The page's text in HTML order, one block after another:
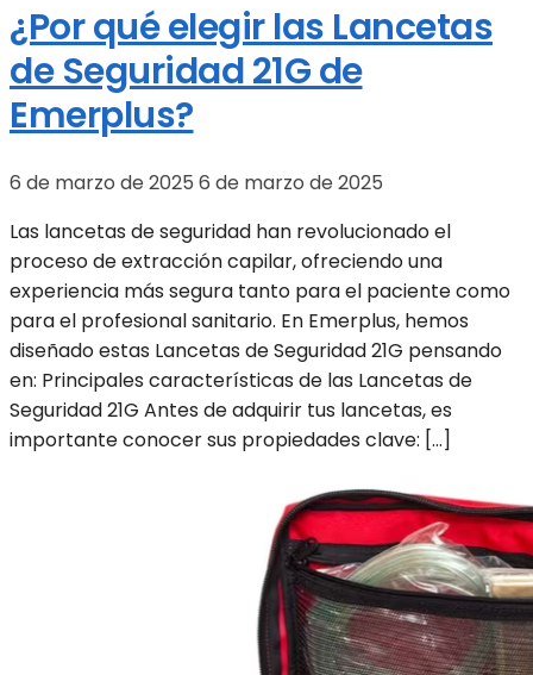
¿Por qué elegir las Lancetas
de Seguridad 21G de
Emerplus?
6 de marzo de 2025 6 de marzo de 2025
Las lancetas de seguridad han revolucionado el
proceso de extracción capilar, ofreciendo una
experiencia más segura tanto para el paciente como
para el profesional sanitario. En Emerplus, hemos
diseñado estas Lancetas de Seguridad 21G pensando
en: Principales características de las Lancetas de
Seguridad 21G Antes de adquirir tus lancetas, es
importante conocer sus propiedades clave: […]